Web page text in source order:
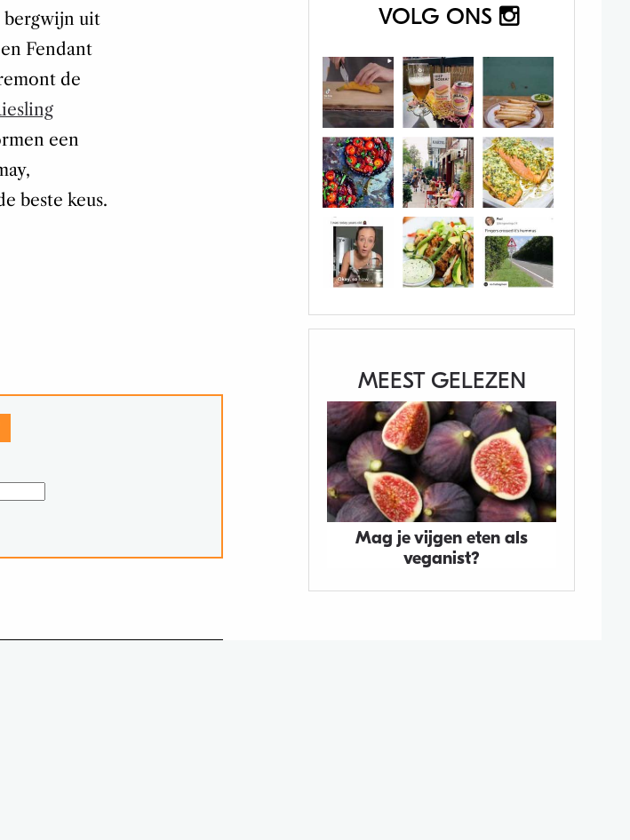
VOLG ONS
MEEST GELEZEN
Mag je vijgen eten als
veganist?
bergwijn uit
Fendant
de
een
beste keus.